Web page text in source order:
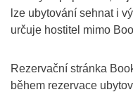
lze ubytování sehnat i
určuje hostitel mimo
Rezervační stránka
během rezervace